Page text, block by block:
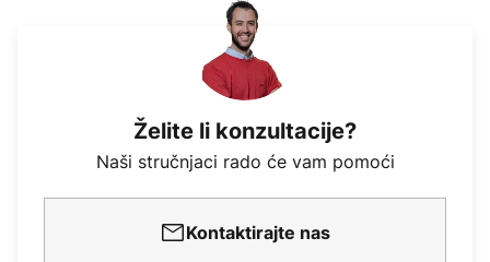
Želite li konzultacije?
Naši stručnjaci rado će vam pomoći
Kontaktirajte nas